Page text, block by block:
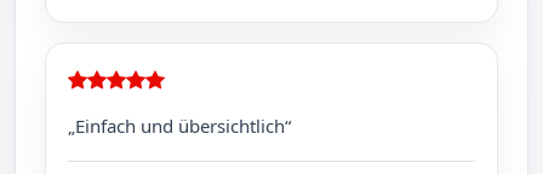
„Einfach und übersichtlich“